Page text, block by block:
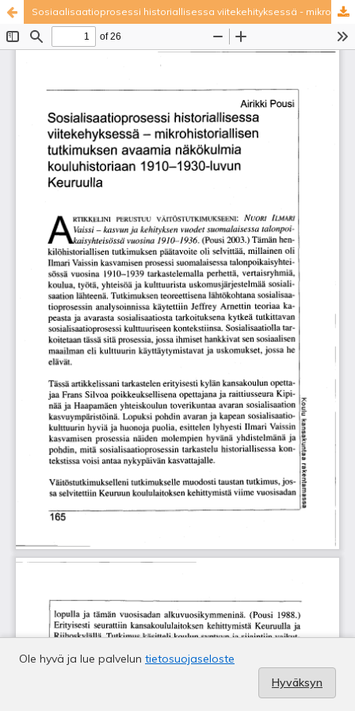
Sosiaalisaatioprosessi historiallisessa viitekehityksessä - mikrohistoriallisen tutkimuksen avaamia näkökulmia kouluhistoriaan 1910-1930-luvun Keuruulla
Ole hyvä ja lue palvelun tietosuojaseloste
Hyväksyn
Tieteellisten seurain valtuuskunta